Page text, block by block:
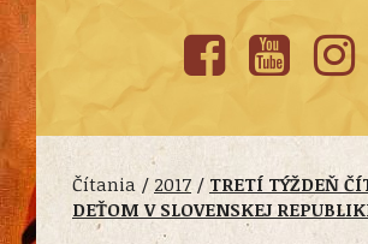
Čítania / 2017 / TRETÍ TÝŽDEŇ
DEŤOM V SLOVENSKEJ